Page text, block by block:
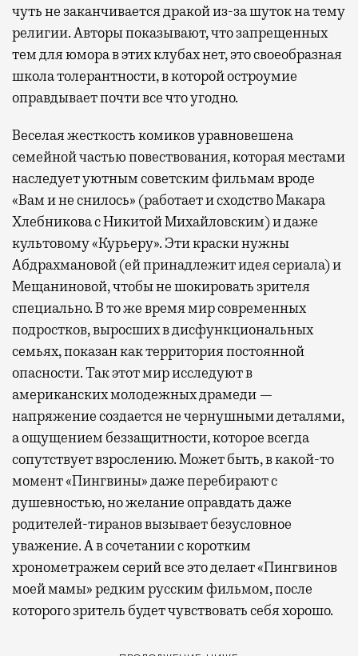
чуть не заканчивается дракой из-за шуток на тему
религии. Авторы показывают, что запрещенных
тем для юмора в этих клубах нет, это своеобразная
школа толерантности, в которой остроумие
оправдывает почти все что угодно.
Веселая жесткость комиков уравновешена
семейной частью повествования, которая местами
наследует уютным советским фильмам вроде
«Вам и не снилось» (работает и сходство Макара
Хлебникова с Никитой Михайловским) и даже
культовому «Курьеру». Эти краски нужны
Абдрахмановой (ей принадлежит идея сериала) и
Мещаниновой, чтобы не шокировать зрителя
специально. В то же время мир современных
подростков, выросших в дисфункциональных
семьях, показан как территория постоянной
опасности. Так этот мир исследуют в
американских молодежных драмеди —
напряжение создается не чернушными деталями,
а ощущением беззащитности, которое всегда
сопутствует взрослению. Может быть, в какой-то
момент «Пингвины» даже перебирают с
душевностью, но желание оправдать даже
родителей-тиранов вызывает безусловное
уважение. А в сочетании с коротким
хронометражем серий все это делает «Пингвинов
моей мамы» редким русским фильмом, после
которого зритель будет чувствовать себя хорошо.